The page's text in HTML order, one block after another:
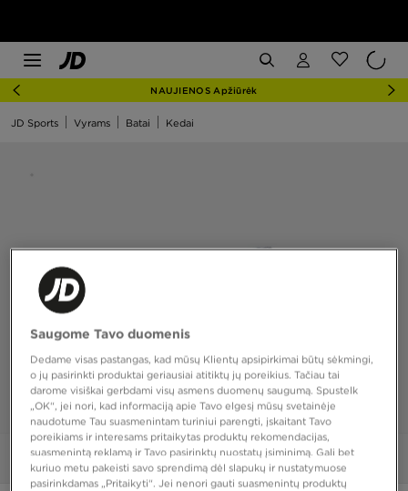
NAUJIENOS Apžiūrėk
JD Sports Vyrams Batai Kedai
Nuotraukos 360°
Saugome Tavo duomenis
Dedame visas pastangas, kad mūsų Klientų apsipirkimai būtų sėkmingi,
o jų pasirinkti produktai geriausiai atitiktų jų poreikius. Tačiau tai
darome visiškai gerbdami visų asmens duomenų saugumą. Spustelk
„OK“, jei nori, kad informaciją apie Tavo elgesį mūsų svetainėje
naudotume Tau suasmenintam turiniui parengti, įskaitant Tavo
poreikiams ir interesams pritaikytas produktų rekomendacijas,
suasmenintą reklamą ir Tavo pasirinktų nuostatų įsiminimą. Gali bet
kuriuo metu pakeisti savo sprendimą dėl slapukų ir nustatymuose
pasirinkdamas „Pritaikyti“. Jei nenori gauti suasmenintų produktų